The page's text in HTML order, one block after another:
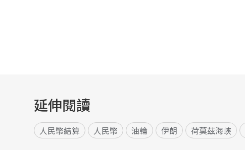
延伸閱讀
人民幣結算 人民幣 油輪 伊朗 荷莫茲海峽